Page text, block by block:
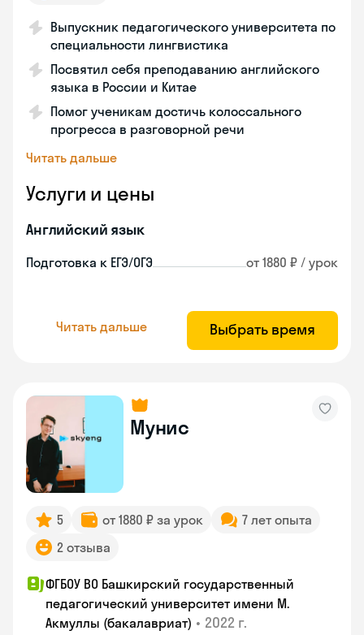
Выпускник педагогического университета по
специальности лингвистика
Посвятил себя преподаванию английского
языка в России и Китае
Помог ученикам достичь колоссального
прогресса в разговорной речи
Читать дальше
Услуги и цены
Английский язык
Подготовка к ЕГЭ/ОГЭ от 1880 ₽ / урок
Читать дальше Выбрать время
Мунис
5 от 1880 ₽ за урок
7 лет опыта
2 отзыва
ФГБОУ ВО Башкирский государственный
педагогический университет имени М.
Акмуллы (бакалавриат) • 2022 г.